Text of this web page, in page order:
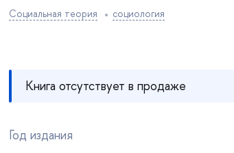
Социальная теория социология
Книга отсутствует в продаже
Год издания